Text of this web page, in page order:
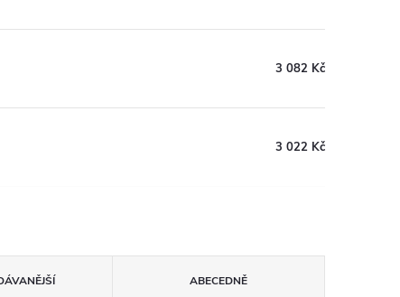
3 082 Kč
3 022 Kč
ABECEDNĚ